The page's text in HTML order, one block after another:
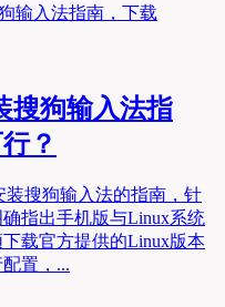
搜狗输入法指
？
装搜狗输入法的指南，针
指出手机版与Linux系统
载官方提供的Linux版本
置，...